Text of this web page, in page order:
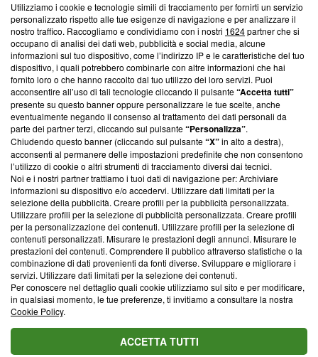
Questa sezione offre informazioni trasparenti su Blasting
News, sui nostri processi editoriali e su come ci impegniamo a
creare news di qualità. Inoltre, afferma la nostra aderenza a
‘Trust Project - News with Integrity’Blasting News non è
ancora membro del programma, ma ha richiesto di farne
parte; Trust Project non ha ancora effettuato una verifica di
conformità agli standard.
Su di noi
Team editoriale
Corporate
Redazione
Informativa Privacy
Cookie Policy
Blasting SA, IDI CHE-247.845.224, Via Carlo Frasca, 3 - 6900
Lugano (Svizzera) Tel:+39 0690258937
© 2026 Blasting News
Utilizziamo i cookie e tecnologie simili di tracciamento per fornirti un servizio
personalizzato rispetto alle tue esigenze di navigazione e per analizzare il
nostro traffico. Raccogliamo e condividiamo con i nostri 1624partner che si
occupano di analisi dei dati web, pubblicità e social media, alcune
informazioni sul tuo dispositivo, come l’indirizzo IP e le caratteristiche del tuo
dispositivo, i quali potrebbero combinarle con altre informazioni che hai
fornito loro o che hanno raccolto dal tuo utilizzo dei loro servizi. Puoi
acconsentire all’uso di tali tecnologie cliccando il pulsante“Accetta tutti”
presente su questo banner oppure personalizzare le tue scelte, anche
eventualmente negando il consenso al trattamento dei dati personali da
parte dei partner terzi, cliccando sul pulsante“Personalizza”.
Chiudendo questo banner (cliccando sul pulsante“X”in alto a destra),
acconsenti al permanere delle impostazioni predefinite che non consentono
l’utilizzo di cookie o altri strumenti di tracciamento diversi dai tecnici.
Noi e i nostri partner trattiamo i tuoi dati di navigazione per: Archiviare
informazioni su dispositivo e/o accedervi. Utilizzare dati limitati per la
selezione della pubblicità. Creare profili per la pubblicità personalizzata.
Utilizzare profili per la selezione di pubblicità personalizzata. Creare profili
per la personalizzazione dei contenuti. Utilizzare profili per la selezione di
contenuti personalizzati. Misurare le prestazioni degli annunci. Misurare le
prestazioni dei contenuti. Comprendere il pubblico attraverso statistiche o la
combinazione di dati provenienti da fonti diverse. Sviluppare e migliorare i
servizi. Utilizzare dati limitati per la selezione dei contenuti.
Per conoscere nel dettaglio quali cookie utilizziamo sul sito e per modificare,
in qualsiasi momento, le tue preferenze, ti invitiamo a consultare la nostra
Cookie Policy.
ACCETTA TUTTI